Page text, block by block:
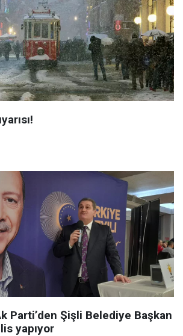
Parti’den Şişli Belediye Başkan
yapıyor